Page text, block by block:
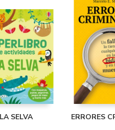
LA SELVA ERRORES